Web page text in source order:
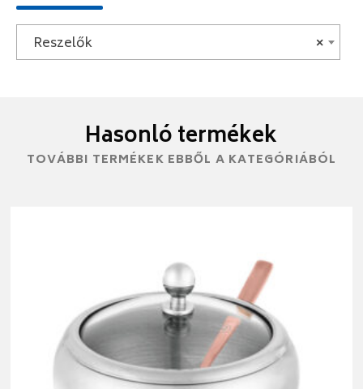
×
Reszelők
Hasonló termékek
TOVÁBBI TERMÉKEK EBBŐL A KATEGÓRIÁBÓL